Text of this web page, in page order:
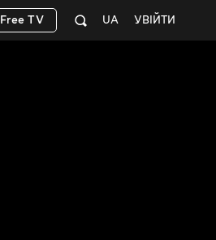
УВІЙТИ
UA
Free TV